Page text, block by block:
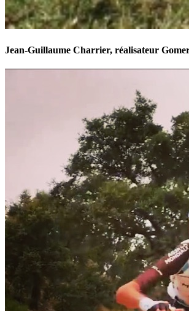
Jean-Guillaume Charrier, réalisateur